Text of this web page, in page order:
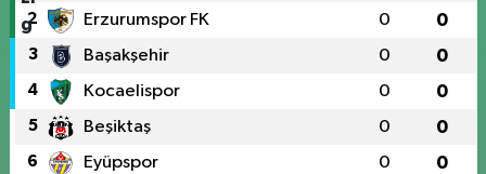
2 Erzurumspor FK 0 0
3 Başakşehir 0 0
4 Kocaelispor 0 0
5 Beşiktaş 0 0
6 Eyüpspor 0 0